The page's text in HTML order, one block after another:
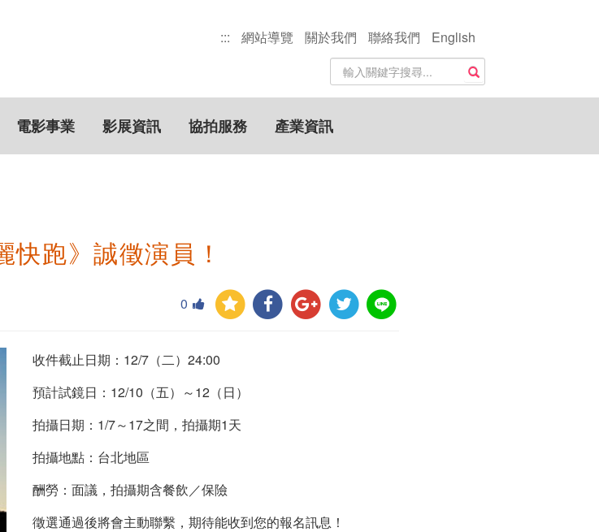
::: 網站導覽 關於我們 聯絡我們
English
站
內
搜
尋
關
鍵
搜尋
電影事業 影展資訊 協拍服務 產業資訊
跑》誠徵演員！
0
收件截止日期：12/7（二）24:00
預計試鏡日：12/10（五）～12（日）
拍攝日期：1/7～17之間，拍攝期1天
拍攝地點：台北地區
酬勞：面議，拍攝期含餐飲／保險
徵選通過後將會主動聯繫，期待能收到您的報名訊息！